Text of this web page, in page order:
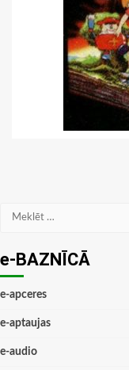
Meklēt:
e-BAZNĪCĀ
e-apceres
e-aptaujas
e-audio